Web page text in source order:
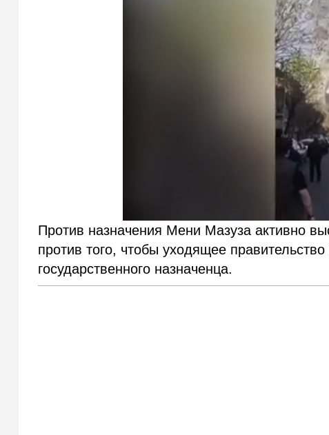
Против назначения Мени Мазуза активно
против того, чтобы уходящее
государственного назначенца.